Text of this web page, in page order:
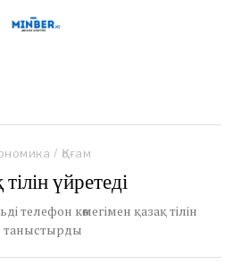
/ Қоғам
үйретеді
телефон көмегімен қазақ тілін
таныстырды